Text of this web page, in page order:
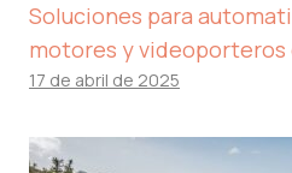
Soluciones para
motores y videoporteros
17 de abril de 2025